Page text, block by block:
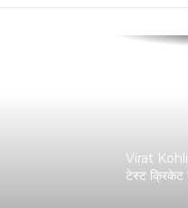
चित हो गए
Virat Kohli
टेस्ट क्रिकेट